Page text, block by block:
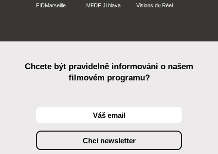
FIDMarseille MFDF Ji.hlava Visions du Réel
Chcete být pravidelně informováni o našem
filmovém programu?